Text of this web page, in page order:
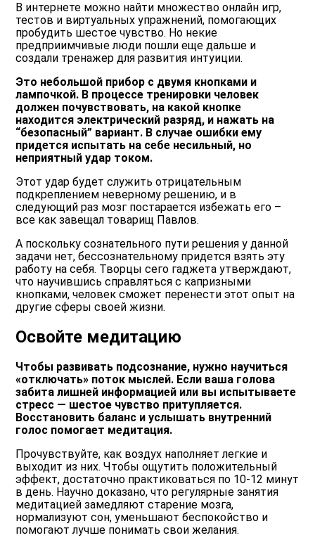
В интернете можно найти множество онлайн игр,
тестов и виртуальных упражнений, помогающих
пробудить шестое чувство. Но некие
предприимчивые люди пошли еще дальше и
создали тренажер для развития интуиции.
Это небольшой прибор с двумя кнопками и
лампочкой. В процессе тренировки человек
должен почувствовать, на какой кнопке
находится электрический разряд, и нажать на
“безопасный” вариант. В случае ошибки ему
придется испытать на себе несильный, но
неприятный удар током.
Этот удар будет служить отрицательным
подкреплением неверному решению, и в
следующий раз мозг постарается избежать его –
все как завещал товарищ Павлов.
А поскольку сознательного пути решения у данной
задачи нет, бессознательному придется взять эту
работу на себя. Творцы сего гаджета утверждают,
что научившись справляться с капризными
кнопками, человек сможет перенести этот опыт на
другие сферы своей жизни.
Освойте медитацию
Чтобы развивать подсознание, нужно научиться
«отключать» поток мыслей. Если ваша голова
забита лишней информацией или вы испытываете
стресс — шестое чувство притупляется.
Восстановить баланс и услышать внутренний
голос помогает медитация.
Прочувствуйте, как воздух наполняет легкие и
выходит из них. Чтобы ощутить положительный
эффект, достаточно практиковаться по 10-12 минут
в день. Научно доказано, что регулярные занятия
медитацией замедляют старение мозга,
нормализуют сон, уменьшают беспокойство и
помогают лучше понимать свои желания.